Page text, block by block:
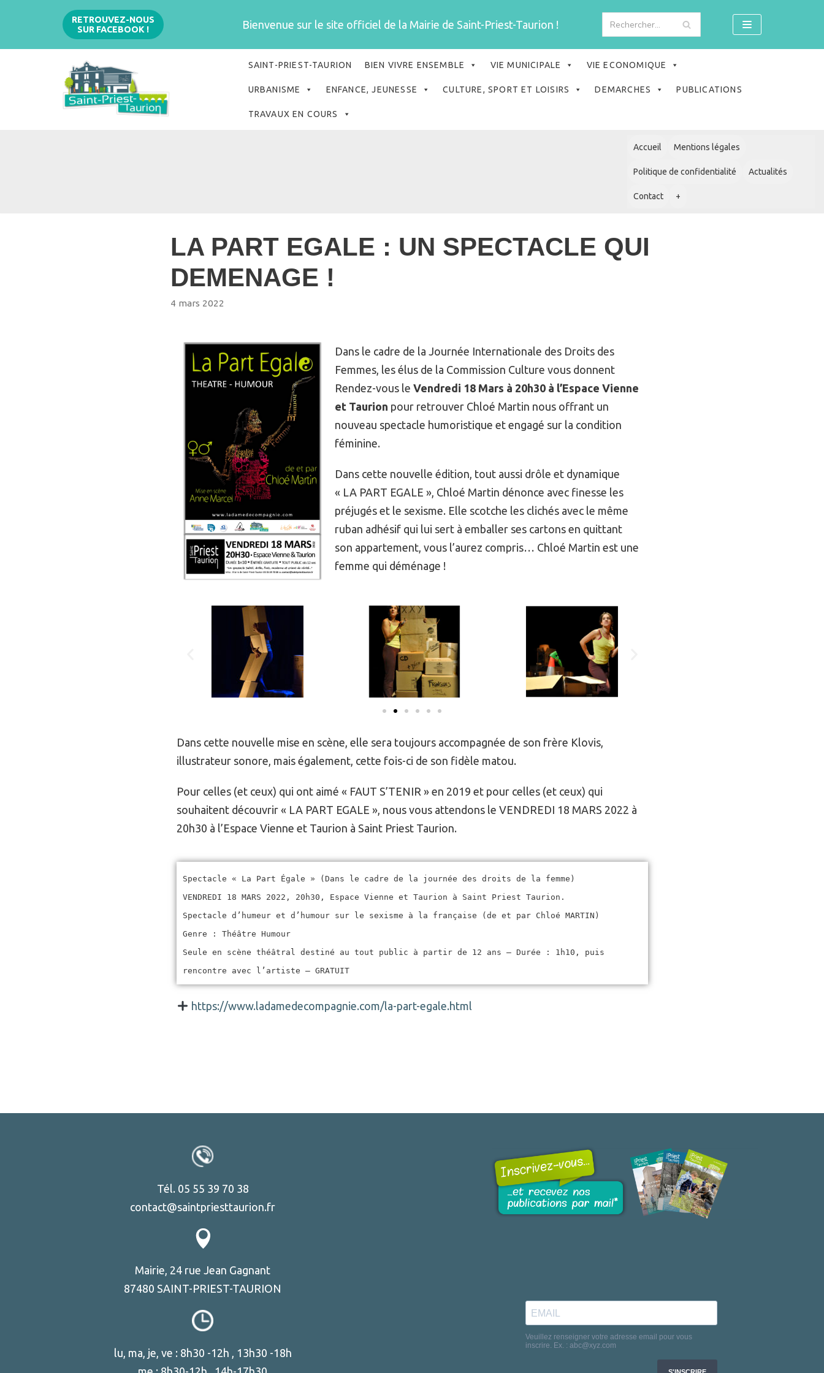
contenu
RETROUVEZ-NOUS
SUR FACEBOOK !
Bienvenue sur le site officiel de la Mairie de Saint-Priest-Taurion !
SAINT-PRIEST-TAURION BIEN VIVRE ENSEMBLE VIE MUNICIPALE VIE ECONOMIQUE
URBANISME ENFANCE, JEUNESSE CULTURE, SPORT ET LOISIRS DEMARCHES PUBLICATIONS
TRAVAUX EN COURS
Accueil Mentions légales
Politique de confidentialité Actualités
Contact +
LA PART EGALE : UN SPECTACLE QUI
DEMENAGE !
4 mars 2022
Dans le cadre de la Journée Internationale des Droits des
Femmes, les élus de la Commission Culture vous donnent
Rendez-vous le Vendredi 18 Mars à 20h30 à l’Espace Vienne
et Taurion pour retrouver Chloé Martin nous offrant un
nouveau spectacle humoristique et engagé sur la condition
féminine.
Dans cette nouvelle édition, tout aussi drôle et dynamique
« LA PART EGALE », Chloé Martin dénonce avec finesse les
préjugés et le sexisme. Elle scotche les clichés avec le même
ruban adhésif qui lui sert à emballer ses cartons en quittant
son appartement, vous l’aurez compris… Chloé Martin est une
femme qui déménage !
Dans cette nouvelle mise en scène, elle sera toujours accompagnée de son frère Klovis,
illustrateur sonore, mais également, cette fois-ci de son fidèle matou.
Pour celles (et ceux) qui ont aimé « FAUT S’TENIR » en 2019 et pour celles (et ceux) qui
souhaitent découvrir « LA PART EGALE », nous vous attendons le VENDREDI 18 MARS 2022 à
20h30 à l’Espace Vienne et Taurion à Saint Priest Taurion.
Spectacle « La Part Égale » (Dans le cadre de la journée des droits de la femme)
VENDREDI 18 MARS 2022, 20h30, Espace Vienne et Taurion à Saint Priest Taurion.
Spectacle d’humeur et d’humour sur le sexisme à la française (de et par Chloé MARTIN)
Genre : Théâtre Humour
Seule en scène théâtral destiné au tout public à partir de 12 ans – Durée : 1h10, puis
rencontre avec l’artiste – GRATUIT
https://www.ladamedecompagnie.com/la-part-egale.html
Tél. 05 55 39 70 38
contact@saintpriesttaurion.fr
Mairie, 24 rue Jean Gagnant
87480 SAINT-PRIEST-TAURION
lu, ma, je, ve : 8h30 -12h , 13h30 -18h